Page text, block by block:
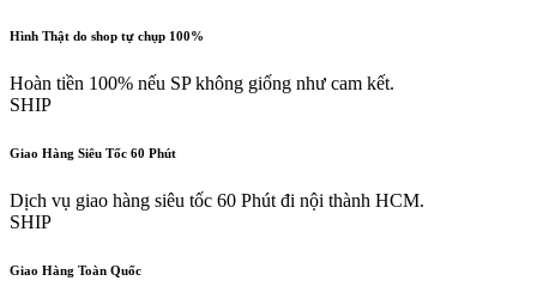
Hình Thật do shop tự chụp 100%
Hoàn tiền 100% nếu SP không giống như cam kết.
SHIP
Giao Hàng Siêu Tốc 60 Phút
Dịch vụ giao hàng siêu tốc 60 Phút đi nội thành HCM.
SHIP
Giao Hàng Toàn Quốc